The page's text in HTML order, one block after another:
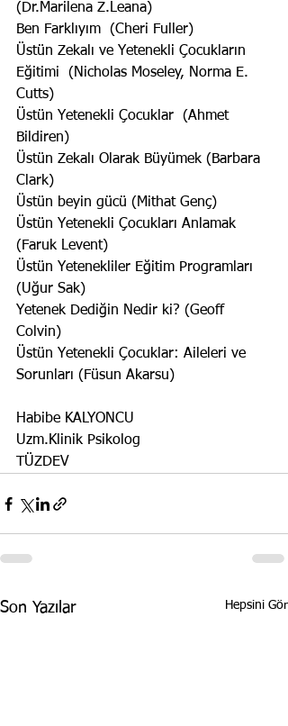
(Dr.Marilena Z.Leana)
Ben Farklıyım  (Cheri Fuller)
Üstün Zekalı ve Yetenekli Çocukların
Eğitimi  (Nicholas Moseley, Norma E.
Cutts)
Üstün Yetenekli Çocuklar  (Ahmet
Bildiren)
Üstün Zekalı Olarak Büyümek (Barbara
Clark)
Üstün beyin gücü (Mithat Genç)
Üstün Yetenekli Çocukları Anlamak
(Faruk Levent)
Üstün Yetenekliler Eğitim Programları
(Uğur Sak)
Yetenek Dediğin Nedir ki? (Geoff
Colvin)
Üstün Yetenekli Çocuklar: Aileleri ve
Sorunları (Füsun Akarsu)
Habibe KALYONCU
Uzm.Klinik Psikolog
TÜZDEV
Son Yazılar Hepsini Gör